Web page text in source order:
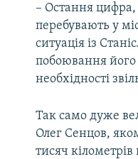
– Остання
перебувають у
ситуація із
побоювання його
необхідності
Так само дуже
Олег Сенцов,
тисяч